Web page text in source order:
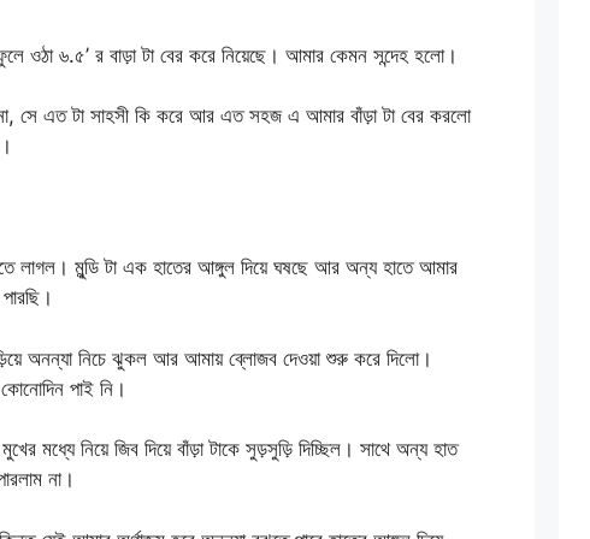
৬.৫’ র বাড়া টা বের করে নিয়েছে। আমার কেমন সন্দেহ হলো।
সে এত টা সাহসী কি করে আর এত সহজ এ আমার বাঁড়া টা বের করলো
লাগল। মুন্ডি টা এক হাতের আঙ্গুল দিয়ে ঘষছে আর অন্য হাতে আমার
অনন্যা নিচে ঝুকল আর আমায় ব্লোজব দেওয়া শুরু করে দিলো।
পাই নি।
মধ্যে নিয়ে জিব দিয়ে বাঁড়া টাকে সুড়সুড়ি দিচ্ছিল। সাথে অন্য হাত
না।